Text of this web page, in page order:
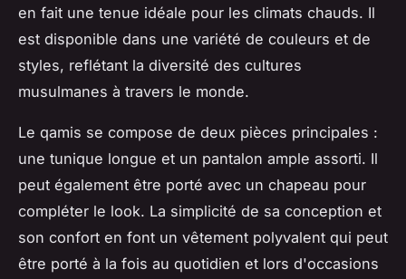
en fait une tenue idéale pour les climats chauds. Il
est disponible dans une variété de couleurs et de
styles, reflétant la diversité des cultures
musulmanes à travers le monde.
Le qamis se compose de deux pièces principales :
une tunique longue et un pantalon ample assorti. Il
peut également être porté avec un chapeau pour
compléter le look. La simplicité de sa conception et
son confort en font un vêtement polyvalent qui peut
être porté à la fois au quotidien et lors d'occasions